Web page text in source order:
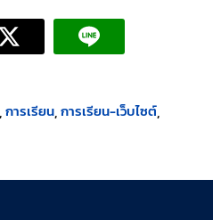
การเรียน การเรียน-เว็บไซต์